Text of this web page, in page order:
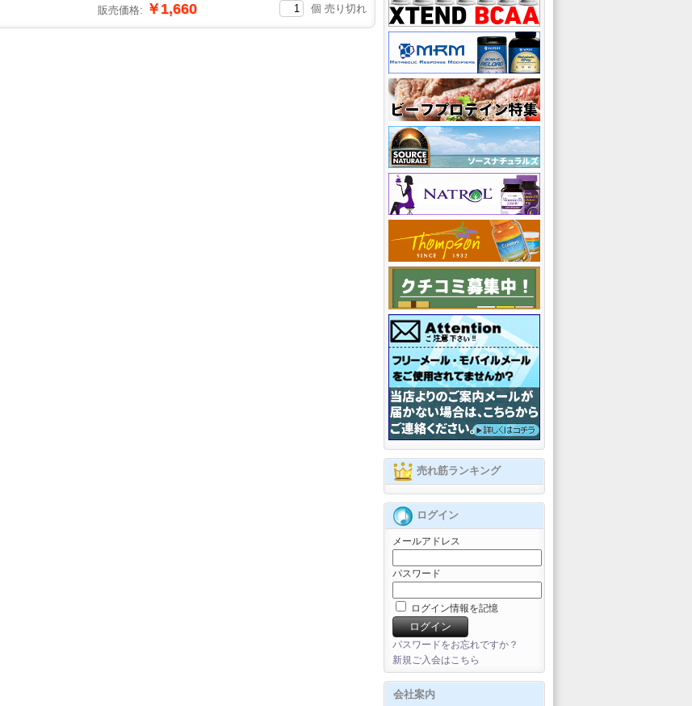
販売価格: ￥1,660 個 売り切れ
売れ筋ランキング
ログイン
メールアドレス
パスワード
ログイン情報を記憶
パスワードをお忘れですか？
新規ご入会はこちら
会社案内